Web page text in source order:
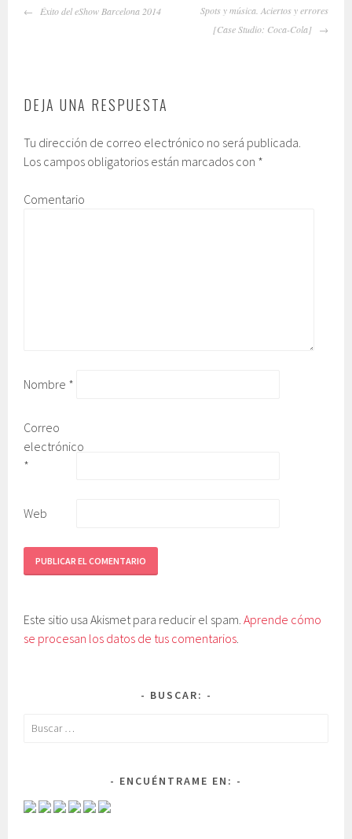
NAVEGADOR
Éxito del eShow Barcelona 2014
Spots y música. Aciertos y errores
[Case Studio: Coca-Cola]
DEJA UNA RESPUESTA
Tu dirección de correo electrónico no será publicada.
Los campos obligatorios están marcados con *
Comentario
Nombre *
Correo
electrónico
*
Web
Este sitio usa Akismet para reducir el spam.Aprende cómo
se procesan los datos de tus comentarios.
BUSCAR:
Buscar:
ENCUÉNTRAME EN: